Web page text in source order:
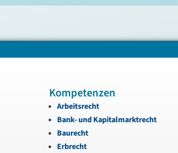
Kompetenzen
Arbeitsrecht
Bank- und Kapitalmarktrecht
Baurecht
Erbrecht